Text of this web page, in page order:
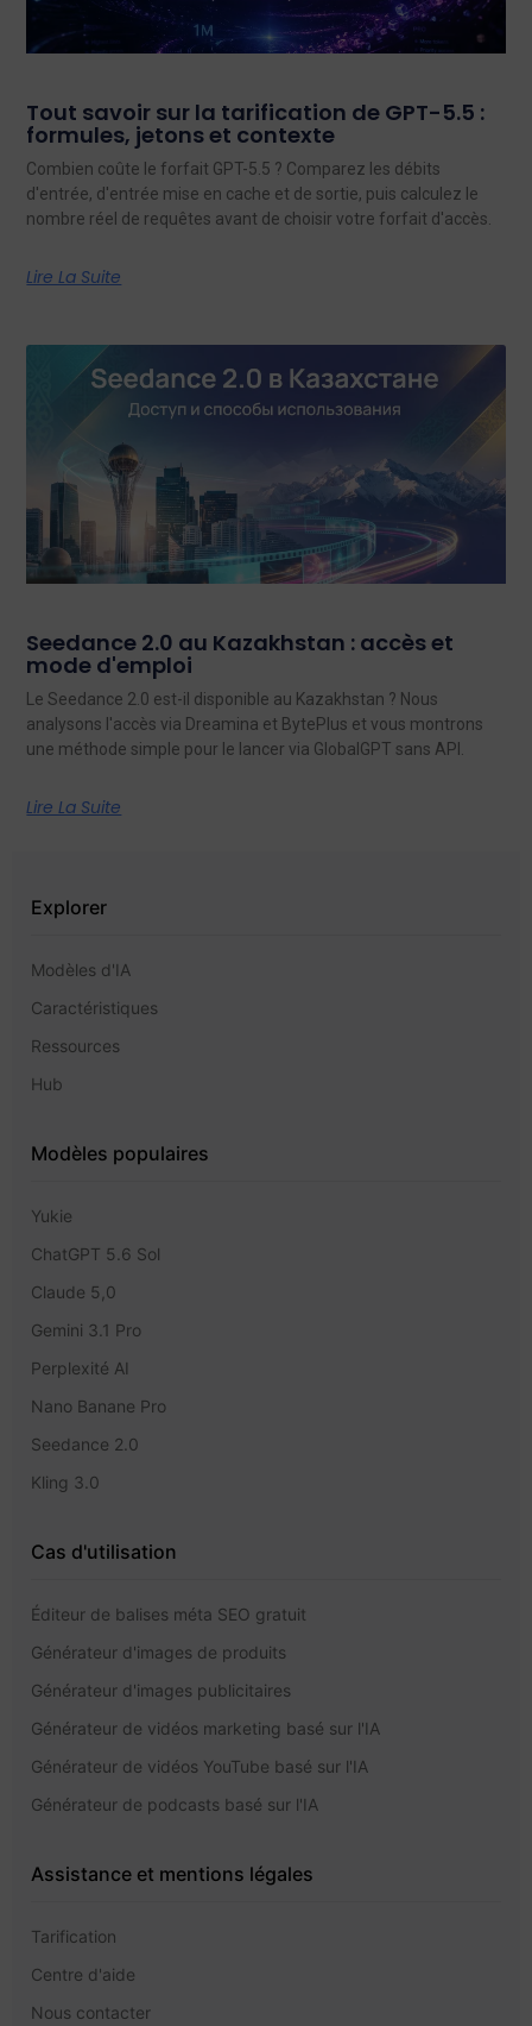
Tout savoir sur la tarification de GPT-5.5 :
formules, jetons et contexte
Combien coûte le forfait GPT-5.5 ? Comparez les débits
d'entrée, d'entrée mise en cache et de sortie, puis calculez le
nombre réel de requêtes avant de choisir votre forfait d'accès.
Lire La Suite
Seedance 2.0 au Kazakhstan : accès et
mode d'emploi
Le Seedance 2.0 est-il disponible au Kazakhstan ? Nous
analysons l'accès via Dreamina et BytePlus et vous montrons
une méthode simple pour le lancer via GlobalGPT sans API.
Lire La Suite
Explorer
Modèles d'IA
Caractéristiques
Ressources
Hub
Modèles populaires
Yukie
ChatGPT 5.6 Sol
Claude 5,0
Gemini 3.1 Pro
Perplexité AI
Nano Banane Pro
Seedance 2.0
Kling 3.0
Cas d'utilisation
Éditeur de balises méta SEO gratuit
Générateur d'images de produits
Générateur d'images publicitaires
Générateur de vidéos marketing basé sur l'IA
Générateur de vidéos YouTube basé sur l'IA
Générateur de podcasts basé sur l'IA
Assistance et mentions légales
Tarification
Centre d'aide
Nous contacter